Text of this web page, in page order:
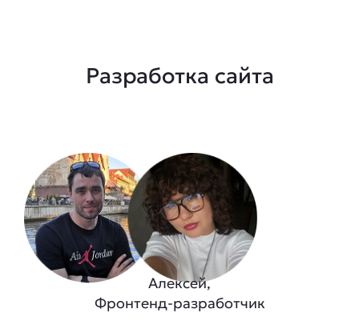
Разработка сайта
Алексей,
Фронтенд-разработчик